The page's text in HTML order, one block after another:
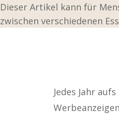
Dieser Artikel kann für
zwischen verschiedenen
Jedes Jahr